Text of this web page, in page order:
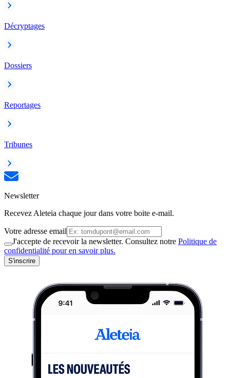
Décryptages
Dossiers
Reportages
Tribunes
Newsletter
Recevez Aleteia chaque jour dans votre boite e-mail.
Votre adresse email
J'accepte de recevoir la newsletter. Consultez notre Politique de
confidentialité pour en savoir plus.
S'inscrire